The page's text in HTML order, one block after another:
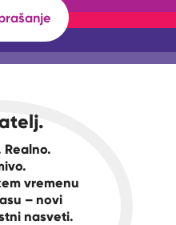
vremenu
– novi
nasveti.